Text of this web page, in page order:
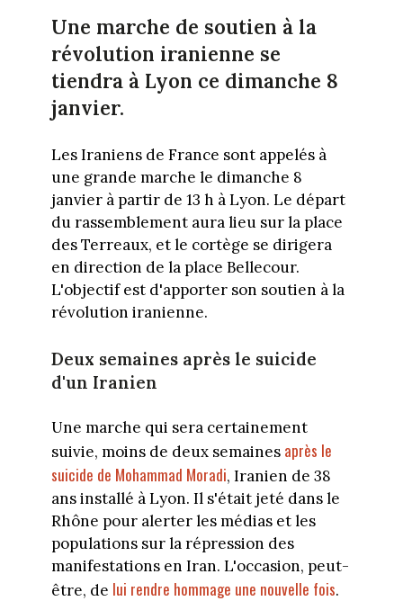
Une marche de soutien à la
révolution iranienne se
tiendra à Lyon ce dimanche 8
janvier.
Les Iraniens de France sont appelés à
une grande marche le dimanche 8
janvier à partir de 13 h à Lyon. Le départ
du rassemblement aura lieu sur la place
des Terreaux, et le cortège se dirigera
en direction de la place Bellecour.
L'objectif est d'apporter son soutien à la
révolution iranienne.
Deux semaines après le suicide
d'un Iranien
Une marche qui sera certainement
suivie, moins de deux semaines après le
suicide de Mohammad Moradi, Iranien de 38
ans installé à Lyon. Il s'était jeté dans le
Rhône pour alerter les médias et les
populations sur la répression des
manifestations en Iran. L'occasion, peut-
être, de lui rendre hommage une nouvelle fois.